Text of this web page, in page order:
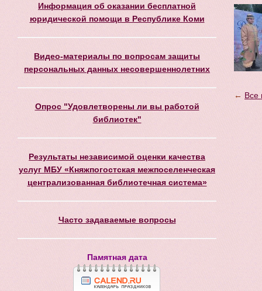
Информация об оказании бесплатной
юридической помощи в Республике Коми
Видео-материалы по вопросам защиты
персональных данных несовершеннолетних
Опрос "Удовлетворены ли вы работой
библиотек"
Результаты независимой оценки качества
услуг МБУ «Княжпогостская межпоселенческая
централизованная библиотечная система»
Часто задаваемые вопросы
Памятная дата
← Все